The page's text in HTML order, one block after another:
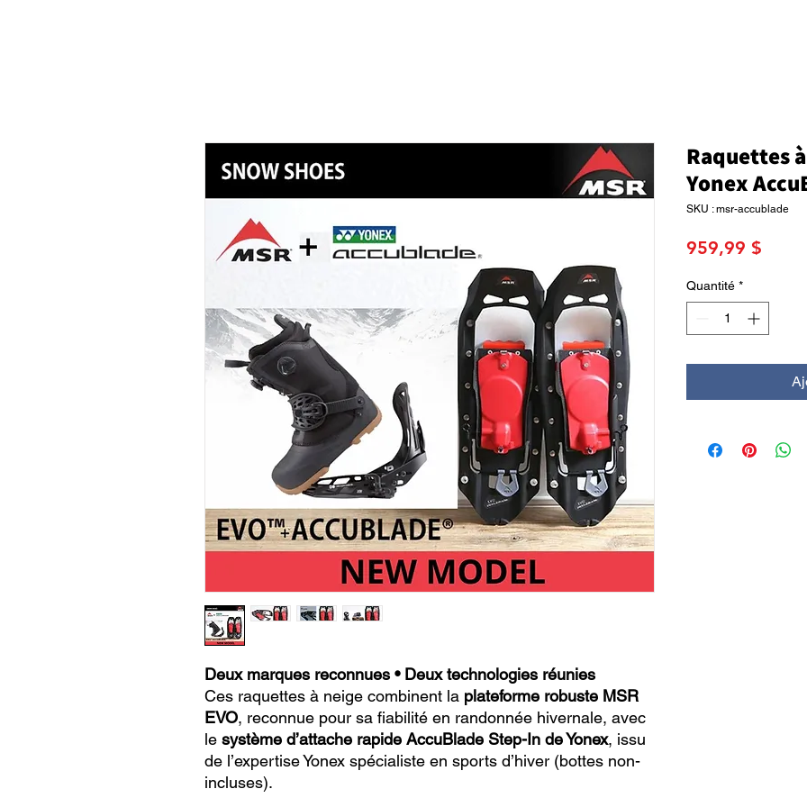
Deux marques reconnues • Deux technologies réunies
Ces raquettes à neige combinent la plateforme robuste MSR
EVO, reconnue pour sa fiabilité en randonnée hivernale, avec
le système d’attache rapide AccuBlade Step-In de Yonex, issu
de l’expertise Yonex spécialiste en sports d’hiver (bottes non-
incluses).
Raquettes
Yonex
SKU : msr-accublade
959,99 $
Quantité *